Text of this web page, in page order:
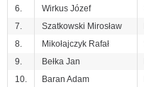
6.
Wirkus Józef
7.
Szatkowski Mirosław
8.
Mikołajczyk Rafał
9.
Bełka Jan
10.
Baran Adam